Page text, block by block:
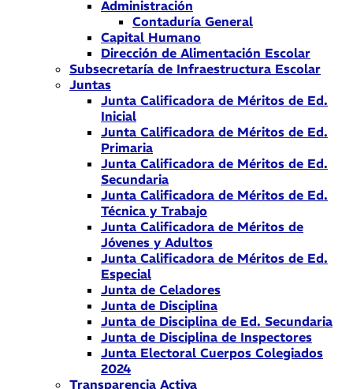
Administración
Contaduría General
Capital Humano
Dirección de Alimentación Escolar
Subsecretaría de Infraestructura Escolar
Juntas
Junta Calificadora de Méritos de Ed.
Inicial
Junta Calificadora de Méritos de Ed.
Primaria
Junta Calificadora de Méritos de Ed.
Secundaria
Junta Calificadora de Méritos de Ed.
Técnica y Trabajo
Junta Calificadora de Méritos de
Jóvenes y Adultos
Junta Calificadora de Méritos de Ed.
Especial
Junta de Celadores
Junta de Disciplina
Junta de Disciplina de Ed. Secundaria
Junta de Disciplina de Inspectores
Junta Electoral Cuerpos Colegiados
2024
Transparencia Activa